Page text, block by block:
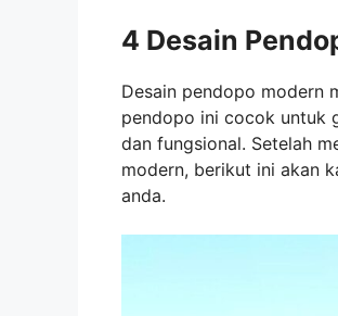
4 Desain
Desain pendopo modern
pendopo ini cocok untuk
dan fungsional. Setelah
modern, berikut ini akan
anda.